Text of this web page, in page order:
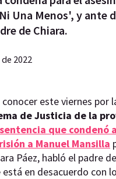
Una Menos', y ante
de Chiara.
2022
este viernes por
de Justicia de la
que condenó
a Manuel Mansilla
Páez, habló el padre
está en desacuerdo con